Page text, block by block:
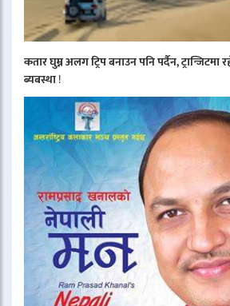
कतार घुम्न अलग ट्रिप बनाउन पनि पर्दैन, ट्रान्जिटमा
ब्यबस्था!